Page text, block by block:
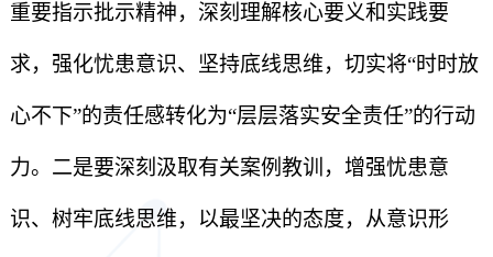
重要指示批示精神，深刻理解核心要义和实践要
求，强化忧患意识、坚持底线思维，切实将“时时放
心不下”的责任感转化为“层层落实安全责任”的行动
力。二是要深刻汲取有关案例教训，增强忧患意
识、树牢底线思维，以最坚决的态度，从意识形